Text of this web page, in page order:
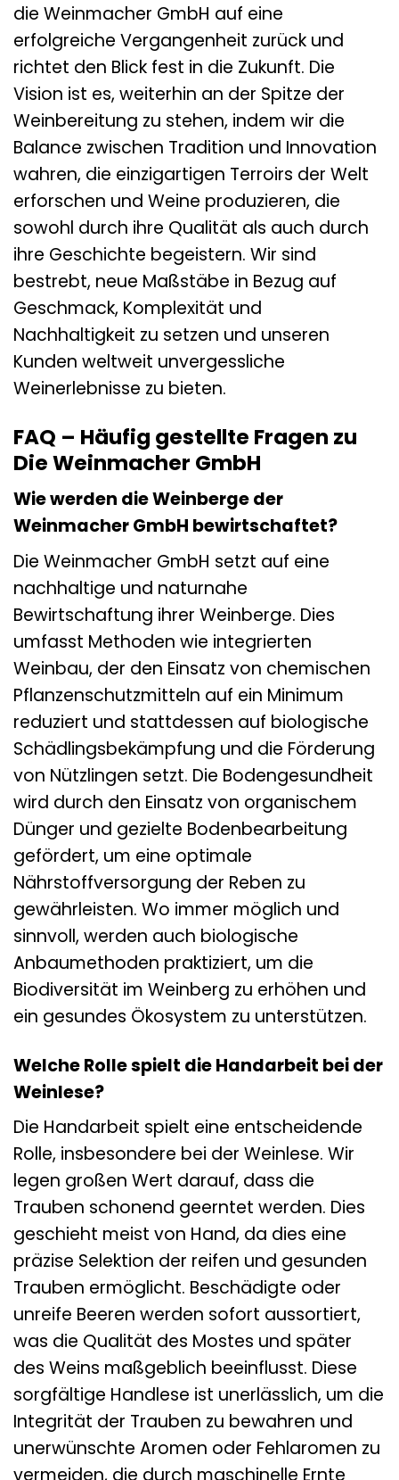
die Weinmacher GmbH auf eine
erfolgreiche Vergangenheit zurück und
richtet den Blick fest in die Zukunft. Die
Vision ist es, weiterhin an der Spitze der
Weinbereitung zu stehen, indem wir die
Balance zwischen Tradition und Innovation
wahren, die einzigartigen Terroirs der Welt
erforschen und Weine produzieren, die
sowohl durch ihre Qualität als auch durch
ihre Geschichte begeistern. Wir sind
bestrebt, neue Maßstäbe in Bezug auf
Geschmack, Komplexität und
Nachhaltigkeit zu setzen und unseren
Kunden weltweit unvergessliche
Weinerlebnisse zu bieten.
FAQ – Häufig gestellte Fragen zu
Die Weinmacher GmbH
Wie werden die Weinberge der
Weinmacher GmbH bewirtschaftet?
Die Weinmacher GmbH setzt auf eine
nachhaltige und naturnahe
Bewirtschaftung ihrer Weinberge. Dies
umfasst Methoden wie integrierten
Weinbau, der den Einsatz von chemischen
Pflanzenschutzmitteln auf ein Minimum
reduziert und stattdessen auf biologische
Schädlingsbekämpfung und die Förderung
von Nützlingen setzt. Die Bodengesundheit
wird durch den Einsatz von organischem
Dünger und gezielte Bodenbearbeitung
gefördert, um eine optimale
Nährstoffversorgung der Reben zu
gewährleisten. Wo immer möglich und
sinnvoll, werden auch biologische
Anbaumethoden praktiziert, um die
Biodiversität im Weinberg zu erhöhen und
ein gesundes Ökosystem zu unterstützen.
Welche Rolle spielt die Handarbeit bei der
Weinlese?
Die Handarbeit spielt eine entscheidende
Rolle, insbesondere bei der Weinlese. Wir
legen großen Wert darauf, dass die
Trauben schonend geerntet werden. Dies
geschieht meist von Hand, da dies eine
präzise Selektion der reifen und gesunden
Trauben ermöglicht. Beschädigte oder
unreife Beeren werden sofort aussortiert,
was die Qualität des Mostes und später
des Weins maßgeblich beeinflusst. Diese
sorgfältige Handlese ist unerlässlich, um die
Integrität der Trauben zu bewahren und
unerwünschte Aromen oder Fehlaromen zu